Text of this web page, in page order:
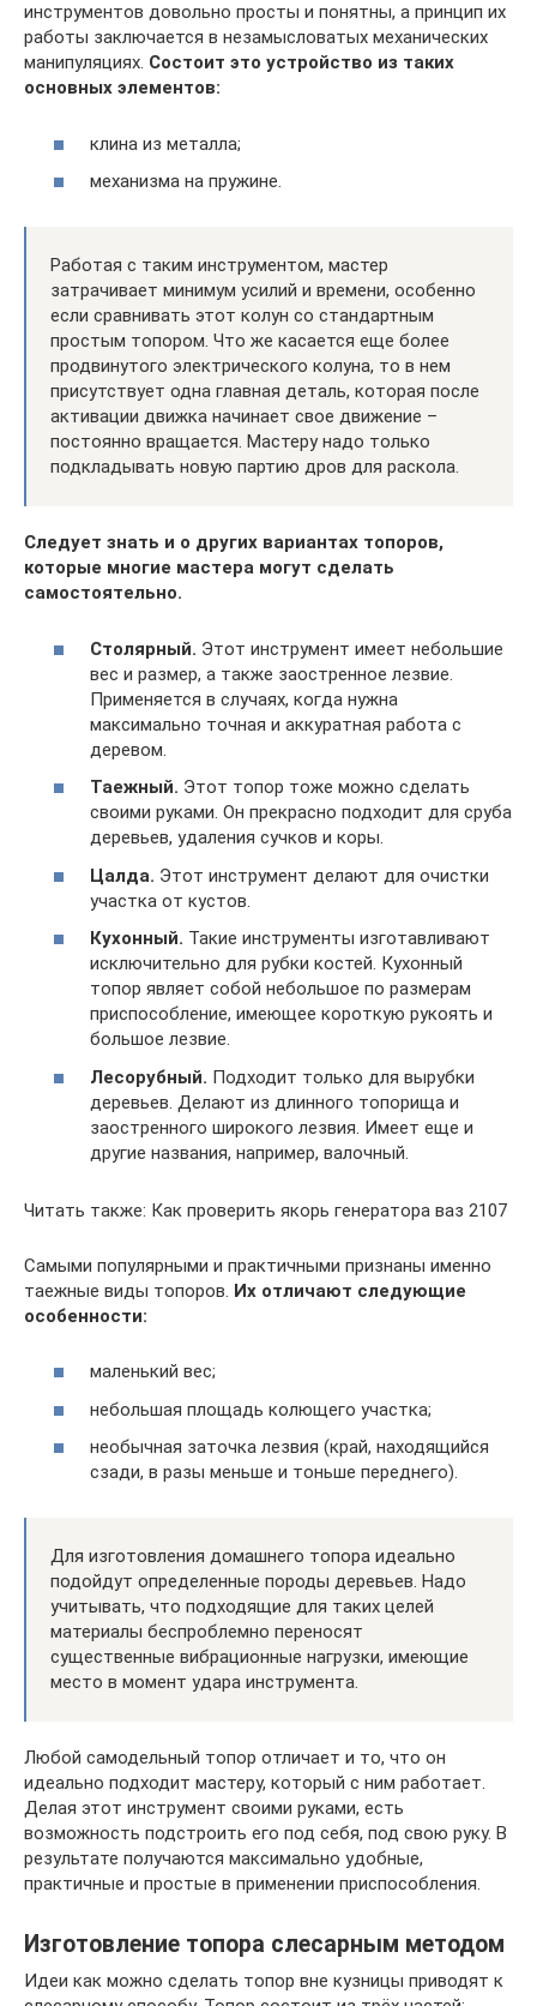
инструментов довольно просты и понятны, а принцип их
работы заключается в незамысловатых механических
манипуляциях. Состоит это устройство из таких
основных элементов:
клина из металла;
механизма на пружине.
Работая с таким инструментом, мастер
затрачивает минимум усилий и времени, особенно
если сравнивать этот колун со стандартным
простым топором. Что же касается еще более
продвинутого электрического колуна, то в нем
присутствует одна главная деталь, которая после
активации движка начинает свое движение –
постоянно вращается. Мастеру надо только
подкладывать новую партию дров для раскола.
Следует знать и о других вариантах топоров,
которые многие мастера могут сделать
самостоятельно.
Столярный. Этот инструмент имеет небольшие
вес и размер, а также заостренное лезвие.
Применяется в случаях, когда нужна
максимально точная и аккуратная работа с
деревом.
Таежный. Этот топор тоже можно сделать
своими руками. Он прекрасно подходит для сруба
деревьев, удаления сучков и коры.
Цалда. Этот инструмент делают для очистки
участка от кустов.
Кухонный. Такие инструменты изготавливают
исключительно для рубки костей. Кухонный
топор являет собой небольшое по размерам
приспособление, имеющее короткую рукоять и
большое лезвие.
Лесорубный. Подходит только для вырубки
деревьев. Делают из длинного топорища и
заостренного широкого лезвия. Имеет еще и
другие названия, например, валочный.
Читать также: Как проверить якорь генератора ваз 2107
Самыми популярными и практичными признаны именно
таежные виды топоров. Их отличают следующие
особенности:
маленький вес;
небольшая площадь колющего участка;
необычная заточка лезвия (край, находящийся
сзади, в разы меньше и тоньше переднего).
Для изготовления домашнего топора идеально
подойдут определенные породы деревьев. Надо
учитывать, что подходящие для таких целей
материалы беспроблемно переносят
существенные вибрационные нагрузки, имеющие
место в момент удара инструмента.
Любой самодельный топор отличает и то, что он
идеально подходит мастеру, который с ним работает.
Делая этот инструмент своими руками, есть
возможность подстроить его под себя, под свою руку. В
результате получаются максимально удобные,
практичные и простые в применении приспособления.
Изготовление топора слесарным методом
Идеи как можно сделать топор вне кузницы приводят к